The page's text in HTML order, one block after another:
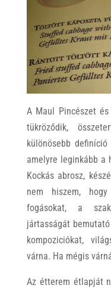
A Maul Pincészet
tükröződik,
különösebb
amelyre leginkább a
Kockás abrosz,
nem hiszem,
fogásokat, a
jártasságát
kompoziciókat,
várna. Ha mégis
Az étterem étlapját